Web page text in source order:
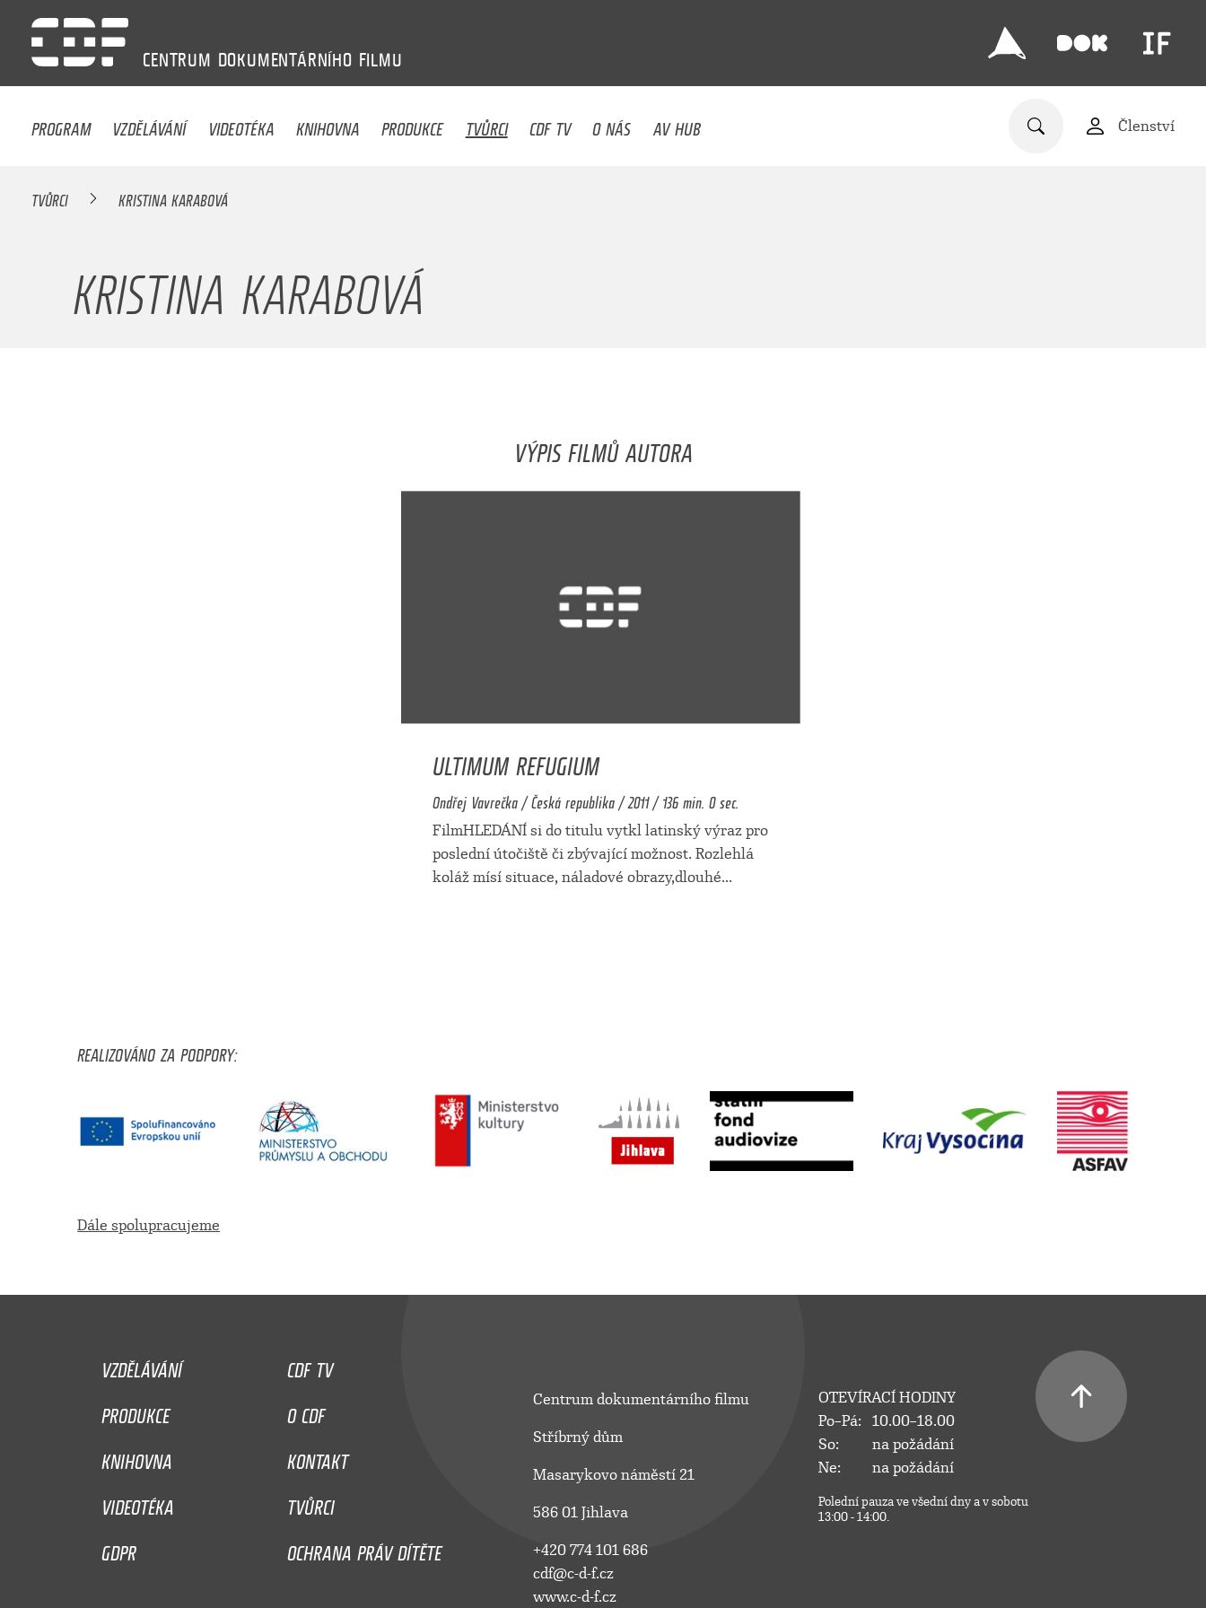
CENTRUM DOKUMENTÁRNÍHO FILMU
PROGRAM VZDĚLÁVÁNÍ VIDEOTÉKA KNIHOVNA PRODUKCE TVŮRCI CDF TV O NÁS AV HUB Členství
TVŮRCI KRISTINA KARABOVÁ
KRISTINA KARABOVÁ
VÝPIS FILMŮ AUTORA
ULTIMUM REFUGIUM
Ondřej Vavrečka / Česká republika / 2011 / 136 min. 0 sec.
FilmHLEDÁNÍ si do titulu vytkl latinský výraz pro
poslední útočiště či zbývající možnost. Rozlehlá
koláž mísí situace, náladové obrazy,dlouhé...
REALIZOVÁNO ZA PODPORY:
Dále spolupracujeme
VZDĚLÁVÁNÍ
CDF TV
PRODUKCE
O CDF
KNIHOVNA
KONTAKT
VIDEOTÉKA
TVŮRCI
GDPR
OCHRANA PRÁV DÍTĚTE
Centrum dokumentárního filmu
Stříbrný dům
Masarykovo náměstí 21
586 01 Jihlava
+420 774 101 686
cdf@c-d-f.cz
www.c-d-f.cz
OTEVÍRACÍ HODINY
Po–Pá:
10.00–18.00
So:
na požádání
Ne:
na požádání
Polední pauza ve všední dny a v sobotu
13:00 - 14:00.